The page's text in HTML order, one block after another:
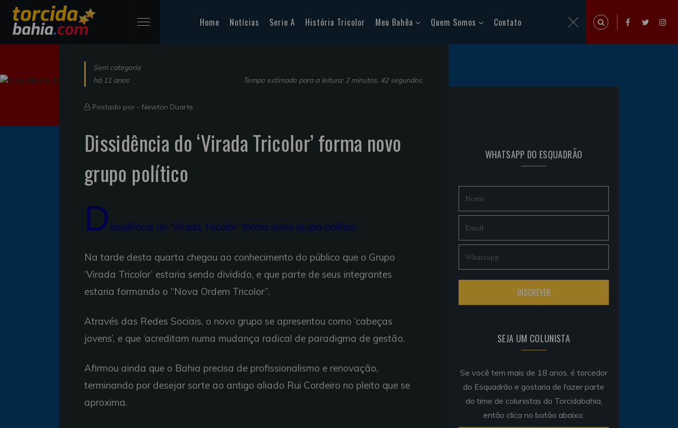
Home Notícias Serie A História Tricolor Meu Bahêa Quem Somos Contato
Sem categoria
há 11 anos
Tempo estimado para a leitura: 2 minutos, 42 segundos.
Postado por - Newton Duarte
Dissidência do ‘Virada Tricolor’ forma novo
grupo político
D issidência do ‘Virada Tricolor’ forma novo grupo político
Na tarde desta quarta chegou ao conhecimento do público que o Grupo
‘Virada Tricolor’ estaria sendo dividido, e que parte de seus integrantes
estaria formando o “Nova Ordem Tricolor”.
Através das Redes Sociais, o novo grupo se apresentou como ‘cabeças
jovens’, e que ‘acreditam numa mudança radical de paradigma de gestão.
Afirmou ainda que o Bahia precisa de profissionalismo e renovação,
terminando por desejar sorte ao antigo aliado Rui Cordeiro no pleito que se
aproxima.
WHATSAPP DO ESQUADRÃO
SEJA UM COLUNISTA
Se você tem mais de 18 anos, é torcedor
do Esquadrão e gostaria de fazer parte
do time de colunistas do Torcidabahia,
então clica no botão abaixo.